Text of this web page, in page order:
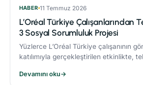
HABER 11 Temmuz 2026
L’Oréal Türkiye Çalışanlarından
3 Sosyal Sorumluluk Projesi
Yüzlerce L’Oréal Türkiye çalışanının
katılımıyla gerçekleştirilen etkinlikte,
Devamını oku→